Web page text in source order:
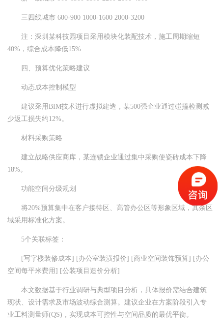
三四线城市 600-900 1000-1600 2000-3200
注：深圳某科技园项目采用模块化装配技术，施工周期缩短
40%，综合成本降低15%
四、预算优化策略建议
动态成本控制模型
建议采用BIM技术进行虚拟建造，某500强企业通过碰撞检测减
少返工损失约12%。
材料采购策略
建立战略供应商库，某连锁企业通过集中采购使瓷砖成本下降
18%。
功能空间分级规划
将20%预算集中在客户接待区、高管办公区等形象区域，其余区
域采用标准化方案。
5个关联标签：
[写字楼装修成本] [办公室装潢报价] [商业空间装饰预算] [办公
空间每平米费用] [公装项目造价分析]
本文数据基于行业调研与典型项目分析，具体报价需结合建筑
现状、设计需求及市场波动综合测算。建议企业在方案阶段引入专
业工料测量师(QS)，实现成本可控性与空间品质的最优平衡。